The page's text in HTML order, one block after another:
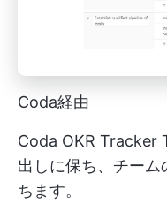
Coda経由
Coda OKR Tracker
出しに保ち、チー
ちます。